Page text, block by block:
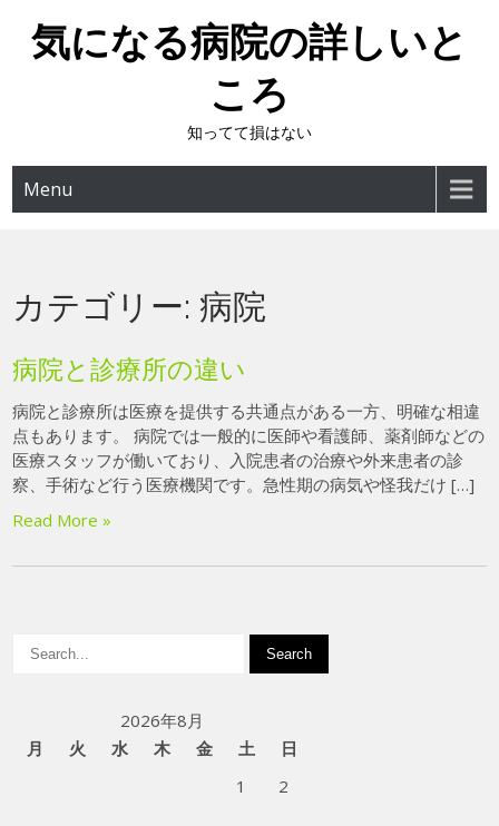
content気になる病院の詳しいと
ころ
知ってて損はない
Menu
カテゴリー:病院
病院と診療所の違い
病院と診療所は医療を提供する共通点がある一方、明確な相違
点もあります。 病院では一般的に医師や看護師、薬剤師などの
医療スタッフが働いており、入院患者の治療や外来患者の診
察、手術など行う医療機関です。急性期の病気や怪我だけ […]
Read More »
2026年8月
月
火 水 木 金 土
日
1
2